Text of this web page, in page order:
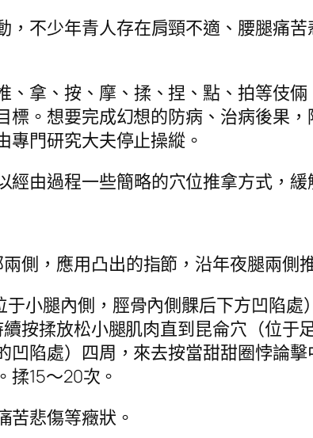
，不少年青人存在肩頸不適、腰腿痛
、拿、按、摩、揉、捏、點、拍等伎
標。想要完成幻想的防病、治病後果
專門研究大夫停止操縱。
經由過程一些簡略的穴位推拿方式，
側，應用凸出的指節，沿年夜腿兩側
小腿內側，脛骨內側髁后下方凹陷處
按揉放松小腿肌肉直到昆侖穴（位于
陷處）四周，來去按當甜甜圈悖論擊
15～20次。
苦悲傷等癥狀。